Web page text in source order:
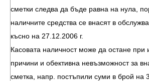
сметки следва да бъде равна на нула,
наличните средства се внасят в
късно на 27.12.2006 г.
Касовата наличност може да остане при
причини и обективна невъзможност за
сметка, напр. постъпили суми в брой на